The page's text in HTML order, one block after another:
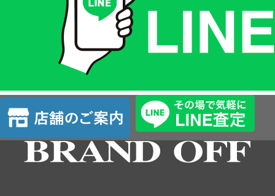
査
定
店
舗
の